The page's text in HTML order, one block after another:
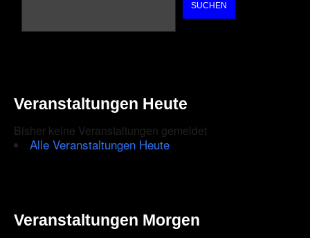
SUCHEN
Veranstaltungen Heute
Bisher keine Veranstaltungen gemeldet
Alle Veranstaltungen Heute
Veranstaltungen Morgen